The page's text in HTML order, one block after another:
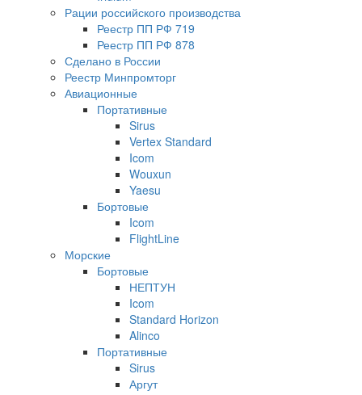
Рации российского производства
Реестр ПП РФ 719
Реестр ПП РФ 878
Сделано в России
Реестр Минпромторг
Авиационные
Портативные
Sirus
Vertex Standard
Icom
Wouxun
Yaesu
Бортовые
Icom
FlightLine
Морские
Бортовые
НЕПТУН
Icom
Standard Horizon
Alinco
Портативные
Sirus
Аргут